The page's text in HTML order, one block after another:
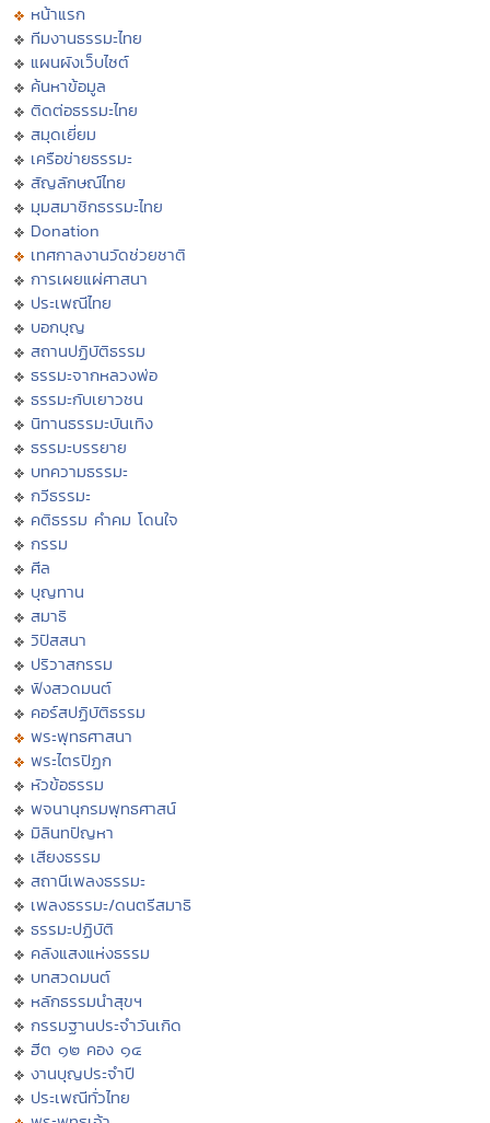
หน้าแรก
ทีมงานธรรมะไทย
แผนผังเว็บไซต์
ค้นหาข้อมูล
ติดต่อธรรมะไทย
สมุดเยี่ยม
เครือข่ายธรรมะ
สัญลักษณ์ไทย
มุมสมาชิกธรรมะไทย
Donation
เทศกาลงานวัดช่วยชาติ
การเผยแผ่ศาสนา
ประเพณีไทย
บอกบุญ
สถานปฏิบัติธรรม
ธรรมะจากหลวงพ่อ
ธรรมะกับเยาวชน
นิทานธรรมะบันเทิง
ธรรมะบรรยาย
บทความธรรมะ
กวีธรรมะ
คติธรรม คำคม โดนใจ
กรรม
ศีล
บุญทาน
สมาธิ
วิปัสสนา
ปริวาสกรรม
ฟังสวดมนต์
คอร์สปฏิบัติธรรม
พระพุทธศาสนา
พระไตรปิฏก
หัวข้อธรรม
พจนานุกรมพุทธศาสน์
มิลินทปัญหา
เสียงธรรม
สถานีเพลงธรรมะ
เพลงธรรมะ/ดนตรีสมาธิ
ธรรมะปฏิบัติ
คลังแสงแห่งธรรม
บทสวดมนต์
หลักธรรมนำสุขฯ
กรรมฐานประจำวันเกิด
ฮีต ๑๒ คอง ๑๔
งานบุญประจำปี
ประเพณีทั่วไทย